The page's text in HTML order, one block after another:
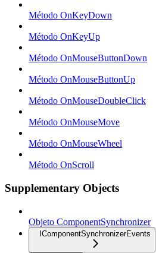
Método OnKeyDown
Método OnKeyUp
Método OnMouseButtonDown
Método OnMouseButtonUp
Método OnMouseDoubleClick
Método OnMouseMove
Método OnMouseWheel
Método OnScroll
Supplementary Objects
Objeto ComponentSynchronizer
IComponentSynchronizerEvents